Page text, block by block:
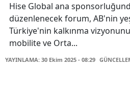
Hise Global ana
düzenlenecek forum, AB'nin
Türkiye'nin kalkınma
mobilite ve Orta...
YAYINLAMA: 30 Ekim 2025 - 08:29